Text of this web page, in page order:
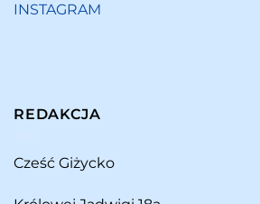
INSTAGRAM
REDAKCJA
Cześć Giżycko